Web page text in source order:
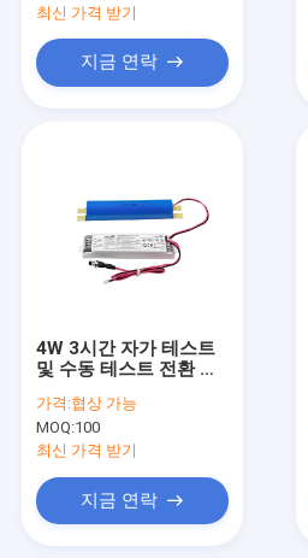
최신 가격 받기
지금 연락
4W 3시간 자가 테스트
및 수동 테스트 전환 가
보증 LifePO4 배터리
가격:협상 가능
MOQ:100
최신 가격 받기
지금 연락